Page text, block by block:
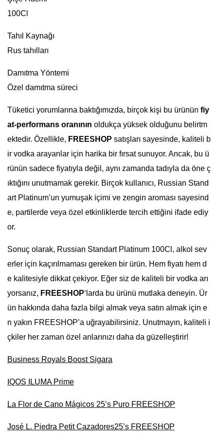
100Cl
Tahıl Kaynağı
Rus tahılları
Damıtma Yöntemi
Özel damıtma süreci
Tüketici yorumlarına baktığımızda, birçok kişi bu ürünün fiy
at-performans oranının oldukça yüksek olduğunu belirtm
ektedir. Özellikle, FREESHOP satışları sayesinde, kaliteli b
ir vodka arayanlar için harika bir fırsat sunuyor. Ancak, bu ü
rünün sadece fiyatıyla değil, aynı zamanda tadıyla da öne ç
ıktığını unutmamak gerekir. Birçok kullanıcı, Russian Stand
art Platinum’un yumuşak içimi ve zengin aroması sayesind
e, partilerde veya özel etkinliklerde tercih ettiğini ifade ediy
or.
Sonuç olarak, Russian Standart Platinum 100Cl, alkol sev
erler için kaçırılmaması gereken bir ürün. Hem fiyatı hem d
e kalitesiyle dikkat çekiyor. Eğer siz de kaliteli bir vodka arı
yorsanız, FREESHOP‘larda bu ürünü mutlaka deneyin. Ür
ün hakkında daha fazla bilgi almak veya satın almak için e
n yakın FREESHOP’a uğrayabilirsiniz. Unutmayın, kaliteli i
çkiler her zaman özel anlarınızı daha da güzelleştirir!
Business Royals Boost Sigara
IQOS ILUMA Prime
La Flor de Cano Mágicos 25’s Puro FREESHOP
José L. Piedra Petit Cazadores25’s FREESHOP